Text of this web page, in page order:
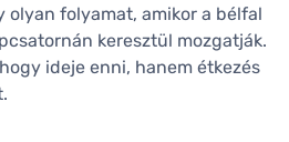
olyan folyamat, amikor a bélfal
keresztül mozgatják.
ideje enni, hanem étkezés